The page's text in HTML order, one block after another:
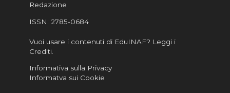
Redazione
ISSN: 2785-0684
Vuoi usare i contenuti di EduINAF? Leggi i
Crediti.
Informativa sulla Privacy
Informatva sui Cookie